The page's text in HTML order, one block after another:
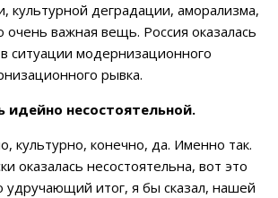
культурной деградации, аморализма,
очень важная вещь. Россия оказалась
ситуации модернизационного
рывка.
идейно несостоятельной.
культурно, конечно, да. Именно так.
оказалась несостоятельна, вот это
удручающий итог, я бы сказал, нашей